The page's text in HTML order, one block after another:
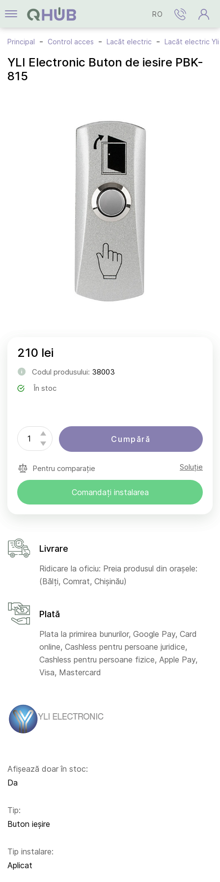
RO
Principal Control acces Lacăt electric Lacăt electric
YLI Electronic Buton de iesire PBK-
815
Afișează doar în stoc:
Da
Tip:
Buton ieșire
Tip instalare:
Aplicat
210 lei
Codul produsului: 38003
În stoc
Cumpără
Pentru comparație Soluție
Comandați instalarea
Livrare
Ridicare la oficiu: Preia produsul din orașele:
(Bălți, Comrat, Chișinău)
Plată
Plata la primirea bunurilor, Google Pay, Card
online, Cashless pentru persoane juridice,
Cashless pentru persoane fizice, Apple Pay,
Visa, Mastercard